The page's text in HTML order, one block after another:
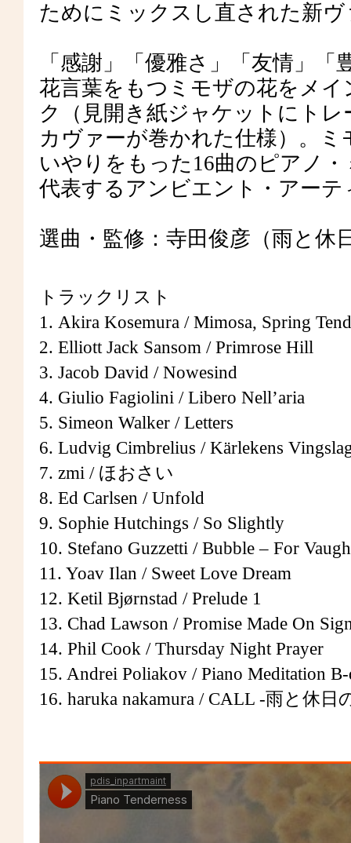
ためにミックスし直された新
「感謝」「優雅さ」「友情」
花言葉をもつミモザの花をメ
ク（見開き紙ジャケットにト
カヴァーが巻かれた仕様）。
いやりをもった16曲のピアノ
代表するアンビエント・アー
選曲・監修：寺田俊彦（雨と休
トラックリスト
1. Akira Kosemura / Mimosa, Spring
2. Elliott Jack Sansom / Primrose Hill
3. Jacob David / Nowesind
4. Giulio Fagiolini / Libero Nell’aria
5. Simeon Walker / Letters
6. Ludvig Cimbrelius / Kärlekens
7. zmi / ほおさい
8. Ed Carlsen / Unfold
9. Sophie Hutchings / So Slightly
10. Stefano Guzzetti / Bubble – For
11. Yoav Ilan / Sweet Love Dream
12. Ketil Bjørnstad / Prelude 1
13. Chad Lawson / Promise Made On
14. Phil Cook / Thursday Night Prayer
15. Andrei Poliakov / Piano Meditation
16. haruka nakamura / CALL -雨と休日